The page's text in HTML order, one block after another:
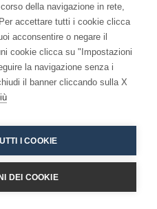
della navigazione in rete,
accettare tutti i cookie clicca
acconsentire o negare il
cookie clicca su "Impostazioni
la navigazione senza i
il banner cliccando sulla X
I COOKIE
DEI COOKIE